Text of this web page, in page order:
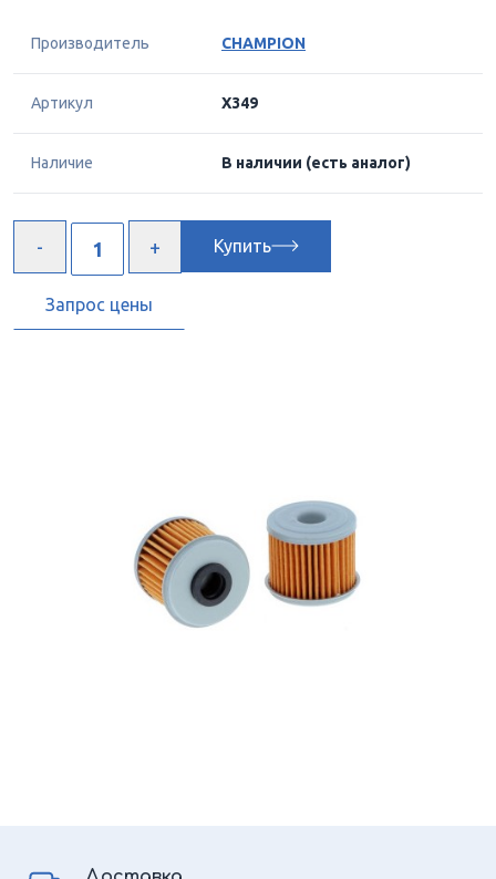
Производитель CHAMPION
Артикул X349
Наличие В наличии (есть аналог)
Купить
Запрос цены